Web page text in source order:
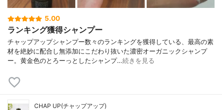
5.00
ランキング獲得シャンプー
チャップアップシャンプー数々のランキングを獲得している、最高の素
材を絶妙に配合し無添加にこだわり抜いた濃密オーガニックシャンプ
ー。黄金色のとろーっとしたシャンプ…続きを見る
CHAP UP(チャップアップ)